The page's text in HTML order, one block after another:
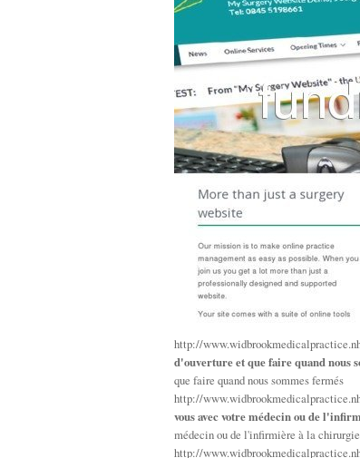
http://
d'ouverture et que faire quand nous
que faire quand nous sommes fermés
http://
vous avec votre médecin ou de
médecin ou de l'infirmière à la chirurgie
http://